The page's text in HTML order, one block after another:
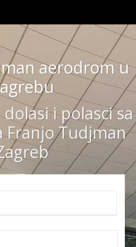
aerodrom u
i polasci sa
Franjo Tudjman